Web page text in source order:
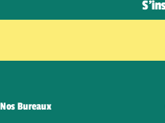
Nos Bureaux